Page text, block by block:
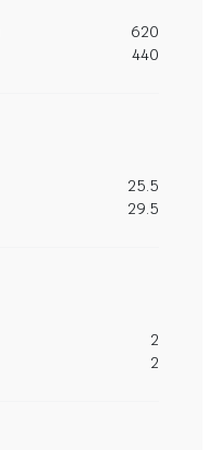
620
440
25.5
29.5
2
2